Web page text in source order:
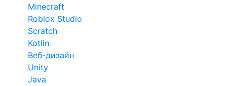
Minecraft
Roblox Studio
Scratch
Kotlin
Веб-дизайн
Unity
Java